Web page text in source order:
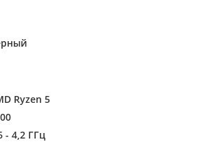
Ryzen 5
- 4,2 ГГц